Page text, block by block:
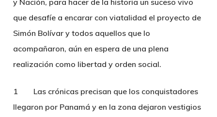
y Nación, para hacer de la historia un suceso vivo
que desafíe a encarar con viatalidad el proyecto de
Simón Bolívar y todos aquellos que lo
acompañaron, aún en espera de una plena
realización como libertad y orden social.
1 Las crónicas precisan que los conquistadores
llegaron por Panamá y en la zona dejaron vestigios